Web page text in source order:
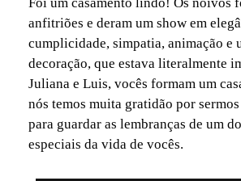
Foi um casamento lindo! Os noivos
anfitriões e deram um show em
cumplicidade, simpatia, animação e
decoração, que estava literalmente
Juliana e Luis, vocês formam um
nós temos muita gratidão por
para guardar as lembranças de um
especiais da vida de vocês.